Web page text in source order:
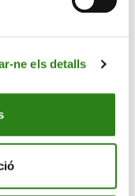
ne els detalls